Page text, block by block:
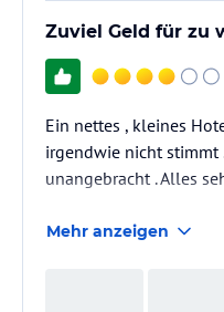
Zuviel Geld für zu
Ein nettes , kleines
irgendwie nicht stimmt
unangebracht . Alles
Mehr anzeigen